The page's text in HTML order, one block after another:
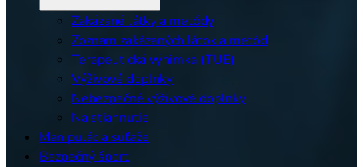
Zakázané látky a metódy
Zoznam zakázaných látok a metód
Terapeutická výnimka (TUE)
Výživové doplnky
Nebezpečné výživové doplnky
Na stiahnutie
Manipulácia súťaže
Bezpečný šport